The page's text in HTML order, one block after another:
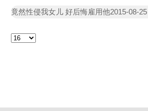
竟然性侵我女儿 好后悔雇用他2015-08-25